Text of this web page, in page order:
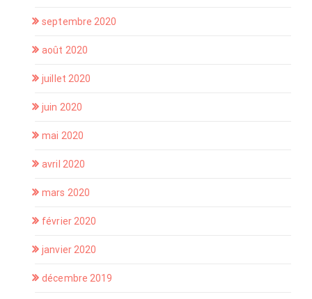
septembre 2020
août 2020
juillet 2020
juin 2020
mai 2020
avril 2020
mars 2020
février 2020
janvier 2020
décembre 2019